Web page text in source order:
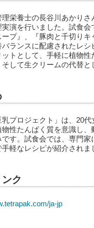
栄養士の長谷川あかり
実演を行いました。試食
ープ』、『豚肉と千切り
バランスに配慮されたレ
ットとして、手軽に植物
して生クリームの代替と
乳プロジェクト」は、20
物性たんぱく質を意識し
です。試食会では、専門
軽なレシピが紹介されま
ク
ja-jp